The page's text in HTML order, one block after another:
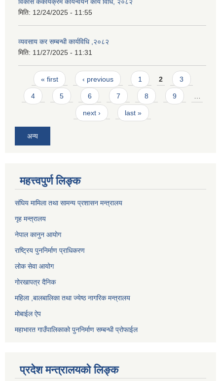
मिति: 12/24/2025 - 11:55
व्यवसाय कर सम्बन्धी कार्यविधि ,२०८२
मिति: 11/27/2025 - 11:31
Pages
« first ‹ previous 1 2 3
4 5 6 7 8 9
next › last »
अन्य
महत्त्वपुर्ण लिङ्क
संघिय मामिला तथा सामन्य प्रशासन मन्त्रालय
गृह मन्त्रालय
नेपाल कानुन आयोग
राष्ट्रिय पुननिर्माण प्राधिकरण
लोक सेवा आयोग
गोरखापत्र दैनिक
महिला ,बालबालिका तथा ज्येष्ठ नागरिक मन्त्रालय
मोबाईल ऐप
महाभारत गाउँपालिकाको पुननिर्माण सम्बन्धी प्रोफाईल
प्रदेश मन्त्रालयको लिङ्क